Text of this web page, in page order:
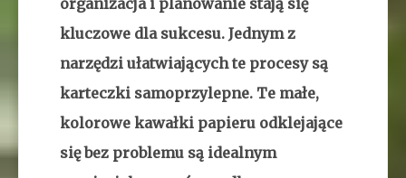
kluczowe dla sukcesu. Jednym z
narzędzi ułatwiających te procesy są
karteczki samoprzylepne. Te małe,
kolorowe kawałki papieru odklejające
się bez problemu są idealnym